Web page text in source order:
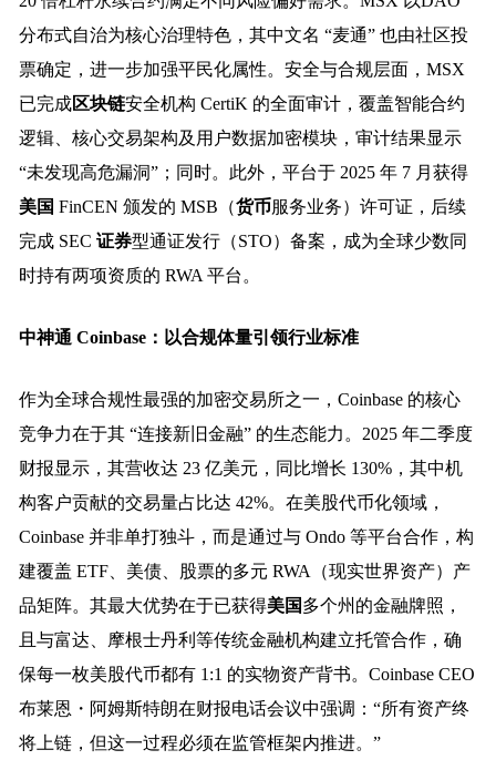
分布式自治为核心治理特色，其中文名 “麦通” 也由社区投
票确定，进一步加强平民化属性。安全与合规层面，MSX
已完成区块链安全机构 CertiK 的全面审计，覆盖智能合约
逻辑、核心交易架构及用户数据加密模块，审计结果显示
“未发现高危漏洞”；同时。此外，平台于 2025 年 7 月获得
美国 FinCEN 颁发的 MSB（货币服务业务）许可证，后续
完成 SEC 证券型通证发行（STO）备案，成为全球少数同
时持有两项资质的 RWA 平台。
中神通 Coinbase：以合规体量引领行业标准
作为全球合规性最强的加密交易所之一，Coinbase 的核心
竞争力在于其 “连接新旧金融” 的生态能力。2025 年二季度
财报显示，其营收达 23 亿美元，同比增长 130%，其中机
构客户贡献的交易量占比达 42%。在美股代币化领域，
Coinbase 并非单打独斗，而是通过与 Ondo 等平台合作，构
建覆盖 ETF、美债、股票的多元 RWA（现实世界资产）产
品矩阵。其最大优势在于已获得美国多个州的金融牌照，
且与富达、摩根士丹利等传统金融机构建立托管合作，确
保每一枚美股代币都有 1:1 的实物资产背书。Coinbase CEO
布莱恩・阿姆斯特朗在财报电话会议中强调：“所有资产终
将上链，但这一过程必须在监管框架内推进。”